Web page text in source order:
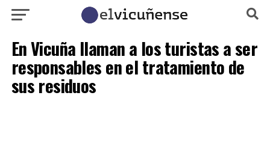
En Vicuña llaman a los turistas a ser
responsables en el tratamiento de
sus residuos